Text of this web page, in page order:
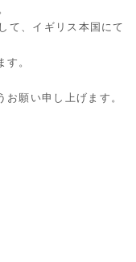
て、イギリス本国にて
。
願い申し上げます。